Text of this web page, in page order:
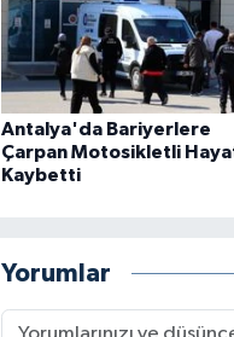
Antalya'da Bariyerlere
Çarpan Motosikletli
Kaybetti
Yorumlar